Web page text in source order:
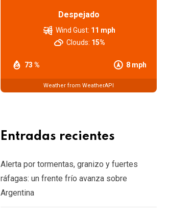
Despejado
73 % 8 mph
Wind Gust: 11 mph
Clouds: 15%
Weather from WeatherAPI
Entradas recientes
Alerta por tormentas, granizo y fuertes
ráfagas: un frente frío avanza sobre
Argentina